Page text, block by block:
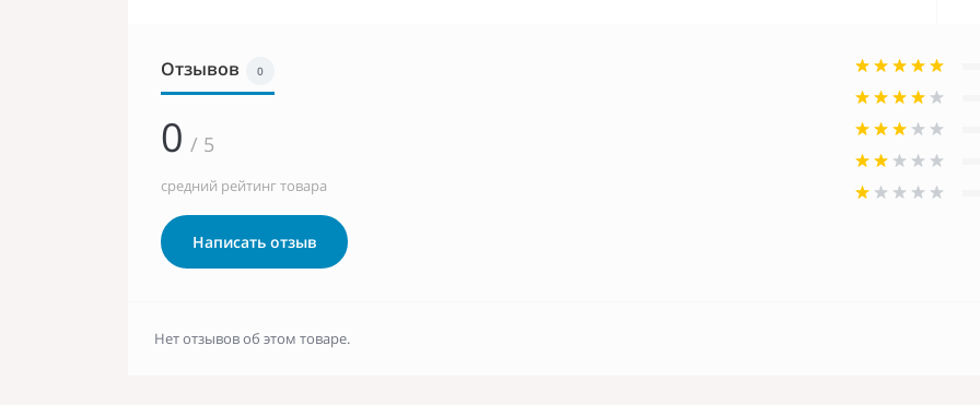
Отзывов 0
0 / 5
средний рейтинг товара
Написать отзыв
Нет отзывов об этом товаре.